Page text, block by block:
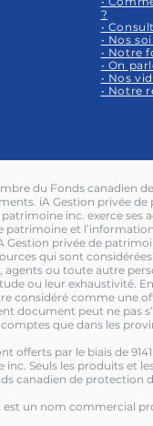
?
•
• Nos
• Notre
• On
• Nos
• Notre
du Fonds canadien
iA Gestion privée
inc. exerce ses
et
Gestion privée de
qui sont
agents ou toute autre
ou leur exhaustivité.
considéré comme une
document peut ne pas
que dans les
offerts par le biais de
Seuls les produits et
canadien de protection
un nom commercial